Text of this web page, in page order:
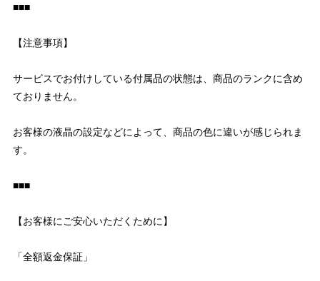
■■■
【注意事項】
サービスでお付けしている付属品の状態は、商品のランクに含め
ておりません。
お客様の液晶の設定などによって、商品の色に違いが感じられま
す。
■■■
【お客様にご安心いただくために】
「全額返金保証」